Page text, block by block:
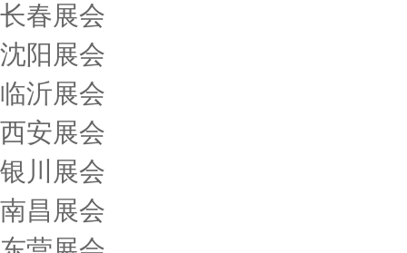
长春展会
沈阳展会
临沂展会
西安展会
银川展会
南昌展会